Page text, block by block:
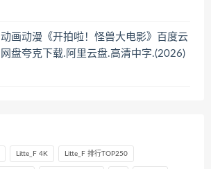
动画动漫《开拍啦！怪兽大电影》百度云
网盘夸克下载.阿里云盘.高清中字.(2026)
Litte_F 4K Litte_F 排行TOP250